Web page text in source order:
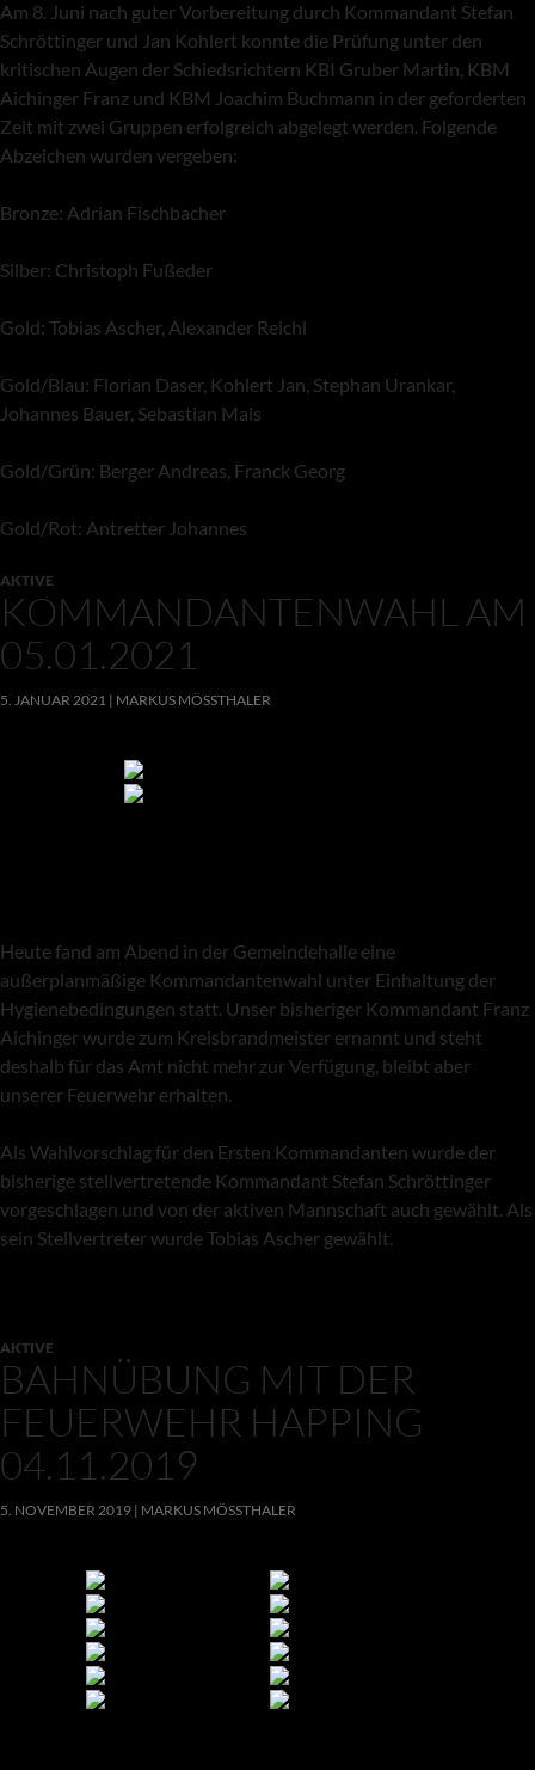
Am 8. Juni nach guter Vorbereitung durch Kommandant Stefan
Schröttinger und Jan Kohlert konnte die Prüfung unter den
kritischen Augen der Schiedsrichtern KBI Gruber Martin, KBM
Aichinger Franz und KBM Joachim Buchmann in der geforderten
Zeit mit zwei Gruppen erfolgreich abgelegt werden. Folgende
Abzeichen wurden vergeben:
Bronze: Adrian Fischbacher
Silber: Christoph Fußeder
Gold: Tobias Ascher, Alexander Reichl
Gold/Blau: Florian Daser, Kohlert Jan, Stephan Urankar,
Johannes Bauer, Sebastian Mais
Gold/Grün: Berger Andreas, Franck Georg
Gold/Rot: Antretter Johannes
AKTIVE
KOMMANDANTENWAHL AM
05.01.2021
5. JANUAR 2021 MARKUS MÖSSTHALER
Heute fand am Abend in der Gemeindehalle eine
außerplanmäßige Kommandantenwahl unter Einhaltung der
Hygienebedingungen statt. Unser bisheriger Kommandant Franz
Aichinger wurde zum Kreisbrandmeister ernannt und steht
deshalb für das Amt nicht mehr zur Verfügung, bleibt aber
unserer Feuerwehr erhalten.
Als Wahlvorschlag für den Ersten Kommandanten wurde der
bisherige stellvertretende Kommandant Stefan Schröttinger
vorgeschlagen und von der aktiven Mannschaft auch gewählt. Als
sein Stellvertreter wurde Tobias Ascher gewählt.
AKTIVE
BAHNÜBUNG MIT DER
FEUERWEHR HAPPING
04.11.2019
5. NOVEMBER 2019 MARKUS MÖSSTHALER